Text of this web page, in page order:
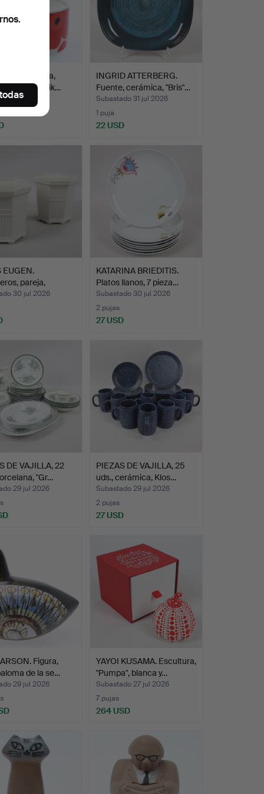
ISOLA. Tetera,
"Oiva Unik…
31 jul 2026
INGRID ATTERBERG.
Fuente, cerámica, "Bris"…
Subastado 31 jul 2026
1 puja
22 USD
EUGEN.
pareja,
30 jul 2026
KATARINA BRIEDITIS.
Platos llanos, 7 pieza…
Subastado 30 jul 2026
2 pujas
27 USD
DE VAJILLA, 22
"Gr…
29 jul 2026
PIEZAS DE VAJILLA, 25
uds., cerámica, Klos…
Subastado 29 jul 2026
2 pujas
27 USD
Figura,
de la se…
29 jul 2026
YAYOI KUSAMA. Escultura,
"Pumpa", blanca y…
Subastado 27 jul 2026
7 pujas
264 USD